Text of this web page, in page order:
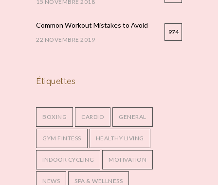
15 NOVEMBRE 2018
Common Workout Mistakes to Avoid
22 NOVEMBRE 2019
974
Étiquettes
BOXING CARDIO GENERAL
GYM FINTESS HEALTHY LIVING
INDOOR CYCLING MOTIVATION
NEWS SPA & WELLNESS